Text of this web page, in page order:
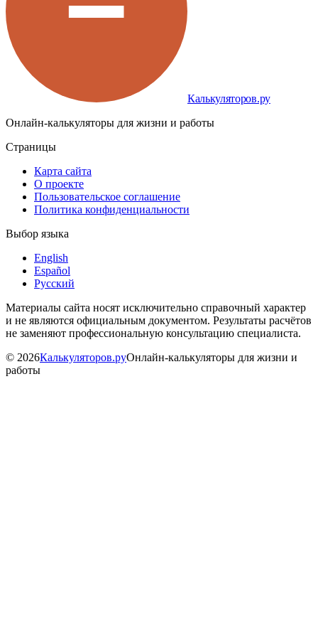
Калькуляторов.ру
Онлайн-калькуляторы для жизни и работы
Страницы
Карта сайта
О проекте
Пользовательское соглашение
Политика конфиденциальности
Выбор языка
English
Español
Русский
Материалы сайта носят исключительно справочный характер
и не являются официальным документом. Результаты расчётов
не заменяют профессиональную консультацию специалиста.
© 2026Калькуляторов.руОнлайн-калькуляторы для жизни и
работы